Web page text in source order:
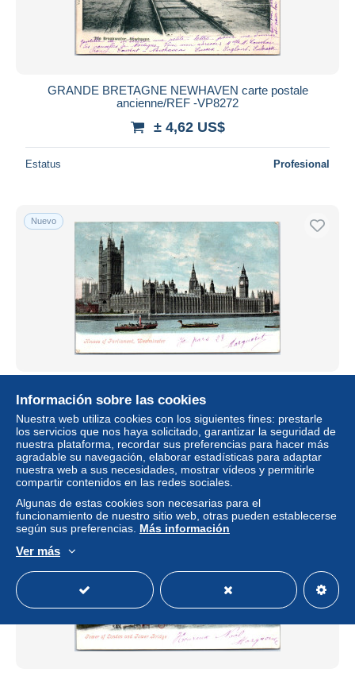
GRANDE BRETAGNE NEWHAVEN carte postale
ancienne/REF -VP8272
± 4,62 US$
Estatus Profesional
Nuevo
ancienne/REF -VP8270
± 4,62 US$
Estatus Profesional
Nuevo
Información sobre las cookies
Nuestra web utiliza cookies con los siguientes fines: prestarle
los servicios que nos haya solicitado, garantizar la seguridad de
nuestra plataforma, recordar sus preferencias para hacer más
agradable su navegación, elaborar estadísticas para adaptar
nuestra web a sus necesidades, mostrar vídeos y permitirle
compartir contenidos en las redes sociales.
Algunas de estas cookies son necesarias para el
funcionamiento de nuestro sitio web, otras pueden establecerse
según sus preferencias. Más información
Ver más